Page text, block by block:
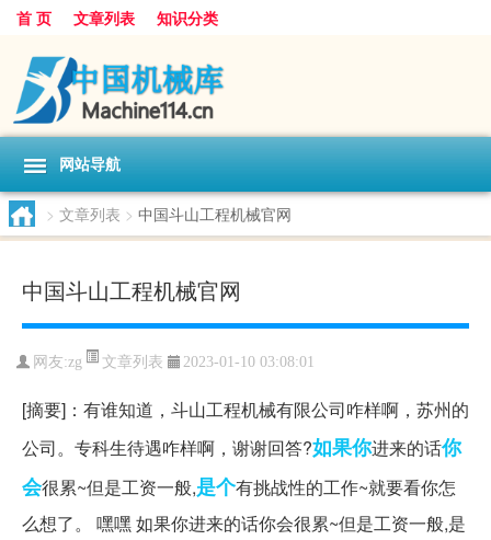
首 页 文章列表 知识分类
网站导航
> 文章列表 > 中国斗山工程机械官网
中国斗山工程机械官网
网友:zg 文章列表 2023-01-10 03:08:01
[摘要]：有谁知道，斗山工程机械有限公司咋样啊，苏州的
公司。专科生待遇咋样啊，谢谢回答?如果你进来的话你
会很累~但是工资一般,是个有挑战性的工作~就要看你怎
么想了。 嘿嘿 如果你进来的话你会很累~但是工资一般,是